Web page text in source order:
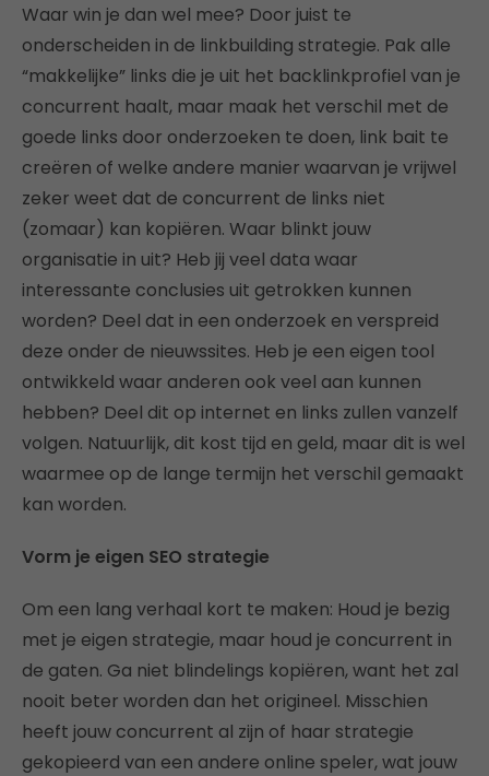
Waar win je dan wel mee? Door juist te
onderscheiden in de linkbuilding strategie. Pak alle
“makkelijke” links die je uit het backlinkprofiel van je
concurrent haalt, maar maak het verschil met de
goede links door onderzoeken te doen, link bait te
creëren of welke andere manier waarvan je vrijwel
zeker weet dat de concurrent de links niet
(zomaar) kan kopiëren. Waar blinkt jouw
organisatie in uit? Heb jij veel data waar
interessante conclusies uit getrokken kunnen
worden? Deel dat in een onderzoek en verspreid
deze onder de nieuwssites. Heb je een eigen tool
ontwikkeld waar anderen ook veel aan kunnen
hebben? Deel dit op internet en links zullen vanzelf
volgen. Natuurlijk, dit kost tijd en geld, maar dit is wel
waarmee op de lange termijn het verschil gemaakt
kan worden.
Vorm je eigen SEO strategie
Om een lang verhaal kort te maken: Houd je bezig
met je eigen strategie, maar houd je concurrent in
de gaten. Ga niet blindelings kopiëren, want het zal
nooit beter worden dan het origineel. Misschien
heeft jouw concurrent al zijn of haar strategie
gekopieerd van een andere online speler, wat jouw